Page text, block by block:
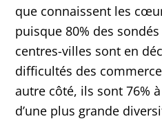
que connaissent les
puisque 80% des
centres-villes sont en
difficultés des
autre côté, ils sont 76%
d’une plus grande